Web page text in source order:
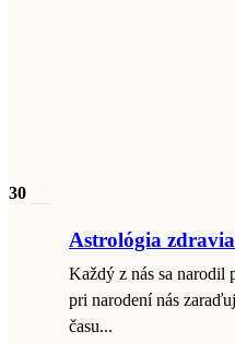
30
Astrológia
Každý z nás sa narodil
pri narodení nás
času...